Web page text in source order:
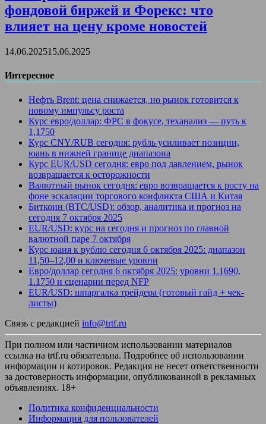
фондовой биржей и Форекс: что
влияет на цену кроме новостей
14.06.202515.06.2025
Интересное
Нефть Brent: цена снижается, но рынок готовится к
новому импульсу роста
Курс евро/доллар: ФРС в фокусе, теханализ — путь к
1,1750
Курс CNY/RUB сегодня: рубль усиливает позиции,
юань в нижней границе диапазона
Курс EUR/USD сегодня: евро под давлением, рынок
возвращается к осторожности
Валютный рынок сегодня: евро возвращается к росту на
фоне эскалации торгового конфликта США и Китая
Биткоин (BTC/USD): обзор, аналитика и прогноз на
сегодня 7 октября 2025
EUR/USD: курс на сегодня и прогноз по главной
валютной паре 7 октября
Курс юаня к рублю сегодня 6 октября 2025: диапазон
11,50–12,00 и ключевые уровни
Евро/доллар сегодня 6 октября 2025: уровни 1.1690,
1.1750 и сценарии перед NFP
EUR/USD: шпаргалка трейдера (готовый гайд + чек-
листы)
Связь с редакцией info@trtf.ru
При полном или частичном использовании материалов
ссылка на trtf.ru обязательна. Подробнее об использовании
информации и котировок. Редакция не несет ответственности
за достоверность информации, опубликованной в рекламных
объявлениях. 18+
Политика конфиденциальности
Информация для пользователей